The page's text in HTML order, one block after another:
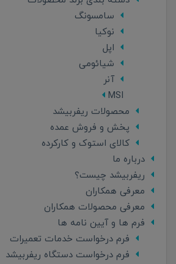
سامسونگ
نوکیا
اپل
شیائومی
آنر
MSI
محصولات ریفربیشد
پخش و فروش عمده
کالای استوک و کارکرده
درباره ما
ریفربیشد چیست؟
معرفی همکاران
معرفی محصولات همکاران
فرم ها و آیین نامه ها
فرم درخواست خدمات تعمیرات
فرم درخواست دستگاه ریفربیشد